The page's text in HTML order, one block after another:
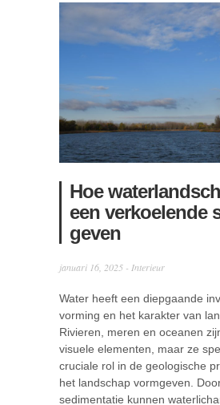
Hoe
een verkoelende
geven
januari 16, 2025 - Interieur
Water heeft een diepgaande
vorming en het karakter van
Rivieren, meren en oceanen
visuele elementen, maar ze
cruciale rol in de geologische
het landschap vormgeven.
sedimentatie kunnen